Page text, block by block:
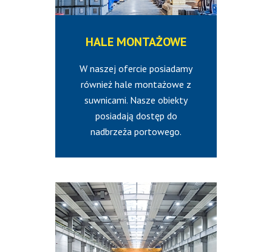
HALE MONTAŻOWE
W naszej ofercie posiadamy
również hale montażowe z
suwnicami. Nasze obiekty
posiadają dostęp do
nadbrzeża portowego.